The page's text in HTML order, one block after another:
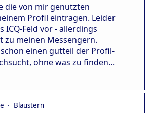
die von mir genutzten
Profil eintragen. Leider
ICQ-Feld vor - allerdings
zu meinen Messengern.
einen gutteil der Profil-
ohne was zu finden...
Blaustern